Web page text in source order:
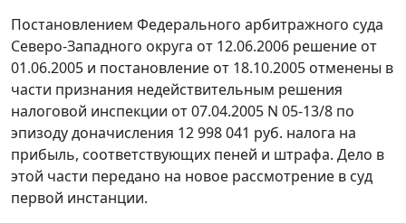
Постановлением Федерального арбитражного суда
Северо-Западного округа от 12.06.2006 решение от
01.06.2005 и постановление от 18.10.2005 отменены в
части признания недействительным решения
налоговой инспекции от 07.04.2005 N 05-13/8 по
эпизоду доначисления 12 998 041 руб. налога на
прибыль, соответствующих пеней и штрафа. Дело в
этой части передано на новое рассмотрение в суд
первой инстанции.